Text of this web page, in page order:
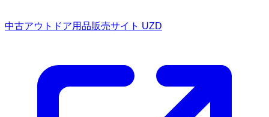
中古アウトドア用品販売サイト UZD